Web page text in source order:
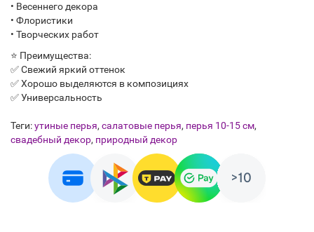
• Весеннего декора
• Флористики
• Творческих работ
⭐ Преимущества:
✅ Свежий яркий оттенок
✅ Хорошо выделяются в композициях
✅ Универсальность
Теги:утиные перья, салатовые перья, перья 10-15 см,
свадебный декор, природный декор